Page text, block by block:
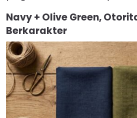
Navy + Olive Green,
Berkarakter